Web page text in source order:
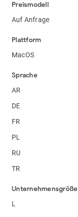
Preismodell
Auf Anfrage
Plattform
MacOS
Sprache
AR
DE
FR
PL
RU
TR
Unternehmensgröße
L